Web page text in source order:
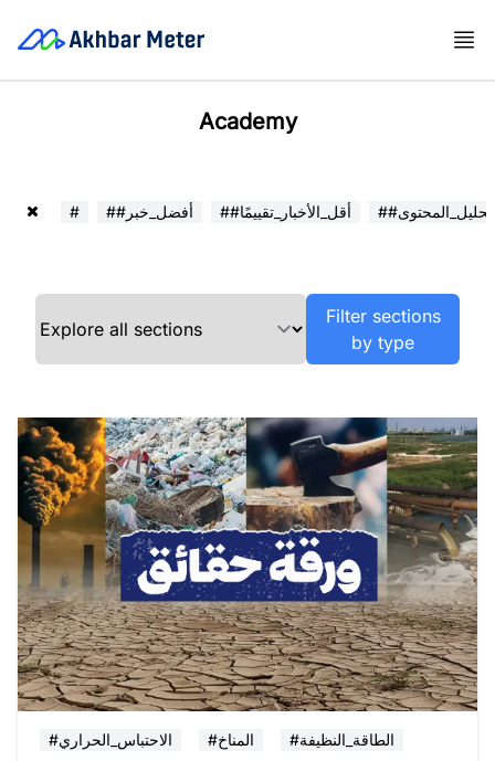
Academy
# ##أفضل_خبر ##أقل_الأخبار_تقييمًا ##تحليل_المحتوى
Filter sections
by type
#الاحتباس_الحراري #المناخ #الطاقة_النظيفة